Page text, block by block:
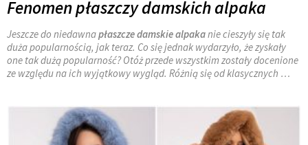
Fenomen płaszczy damskich alpaka
Jeszcze do niedawnapłaszcze damskie alpakanie cieszyły się tak
duża popularnością, jak teraz. Co się jednak wydarzyło, że zyskały
one tak dużą popularność? Otóż przede wszystkim zostały docenione
ze względu na ich wyjątkowy wygląd. Różnią się od klasycznych …